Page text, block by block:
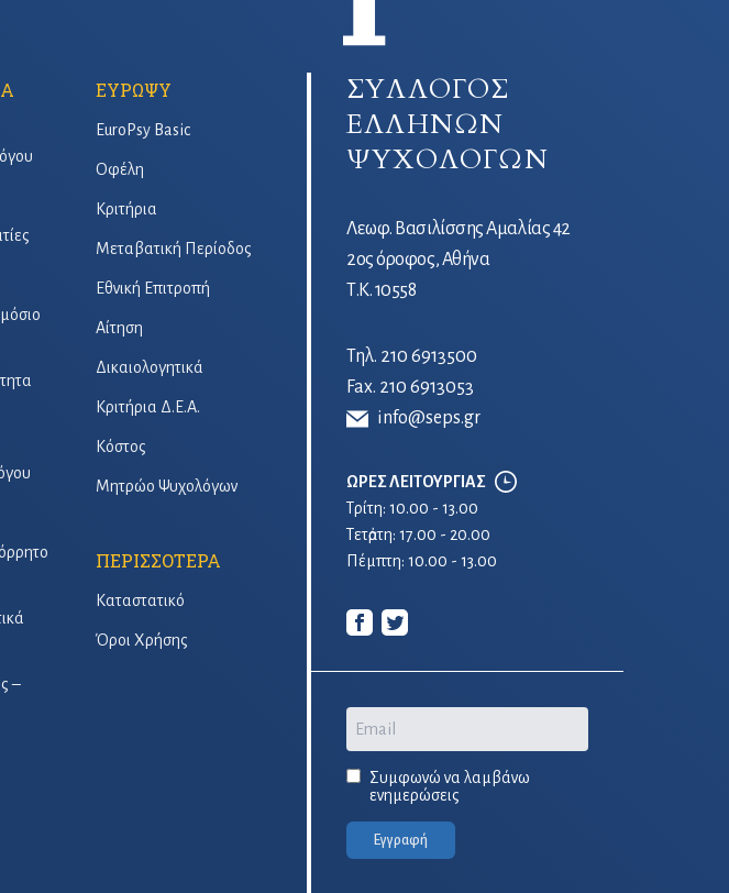
ΣΥΛΛΟΓΟΣ
ΕΛΛΗΝΩΝ
ΨΥΧΟΛΟΓΩΝ
Λεωφ. Βασιλίσσης Αμαλίας 42
2ος όροφος, Αθήνα
Τ.Κ. 10558
Τηλ. 210 6913500
Fax. 210 6913053
info@seps.gr
ΩΡΕΣ ΛΕΙΤΟΥΡΓΙΑΣ
Τρίτη: 10.00 - 13.00
Τετἀρτη: 17.00 - 20.00
Πέμπτη: 10.00 - 13.00
Email
Συμφωνώ να λαμβάνω
ενημερώσεις
Εγγραφή
–
ΕΥΡΩΨΥ
EuroPsy Basic
Οφέλη
Κριτήρια
Μεταβατική Περίοδος
Εθνική Επιτροπή
Αίτηση
Δικαιολογητικά
Κριτήρια Δ.Ε.Α.
Κόστος
Μητρώο Ψυχολόγων
ΠΕΡΙΣΣΟΤΕΡΑ
Καταστατικό
Όροι Χρήσης